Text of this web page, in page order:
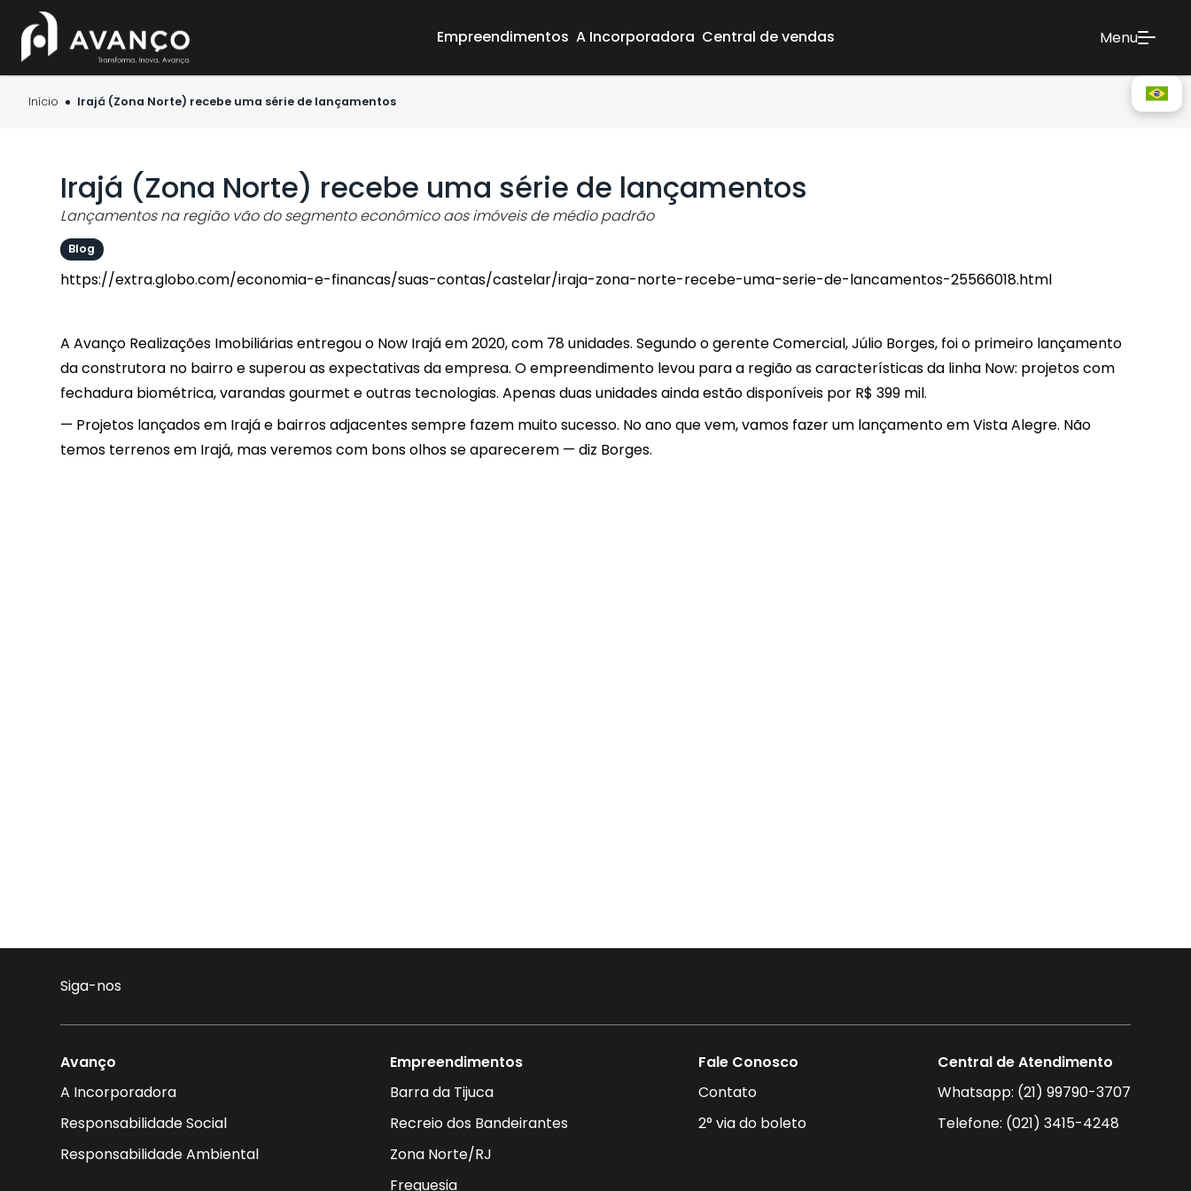
Empreendimentos A Incorporadora Central de vendas Menu
A Incorporadora
Central de vendas
Início Irajá (Zona Norte) recebe uma série de lançamentos
Irajá (Zona Norte) recebe uma série de lançamentos
Lançamentos na região vão do segmento econômico aos imóveis de médio padrão
Blog
https://extra.globo.com/economia-e-financas/suas-contas/castelar/iraja-zona-norte-recebe-uma-serie-de-lancamentos-25566018.html
A Avanço Realizações Imobiliárias entregou o Now Irajá em 2020, com 78 unidades. Segundo o gerente Comercial, Júlio Borges, foi o primeiro lançamento
da construtora no bairro e superou as expectativas da empresa. O empreendimento levou para a região as características da linha Now: projetos com
fechadura biométrica, varandas gourmet e outras tecnologias. Apenas duas unidades ainda estão disponíveis por R$ 399 mil.
— Projetos lançados em Irajá e bairros adjacentes sempre fazem muito sucesso. No ano que vem, vamos fazer um lançamento em Vista Alegre. Não
temos terrenos em Irajá, mas veremos com bons olhos se aparecerem — diz Borges.
Siga-nos
Avanço
A Incorporadora
Responsabilidade Social
Responsabilidade Ambiental
Empreendimentos
Barra da Tijuca
Recreio dos Bandeirantes
Zona Norte/RJ
Freguesia
Fale Conosco
Contato
2° via do boleto
Central de Atendimento
Whatsapp: (21) 99790-3707
Telefone: (021) 3415-4248